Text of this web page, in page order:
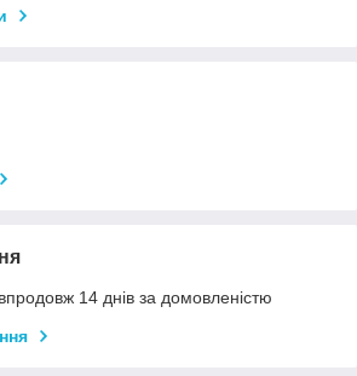
14 днів за домовленістю